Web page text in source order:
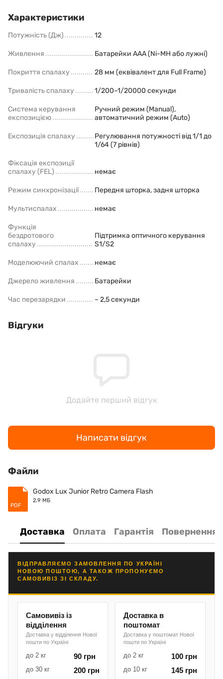
Характеристики
Потужність (Дж) 12
Живлення Батарейки AAA (Ni-MH або лужні)
Покриття спалаху 28 мм (еквівалент для Full Frame)
Тривалість спалаху 1/200–1/20000 секунди
Система керування
експозицією
Ручний режим (Manual),
автоматичний режим (Auto)
Експозиція спалаху
Регулювання потужності від 1/1 до
1/64 (7 рівнів)
Фіксація експозиції
спалаху (FEL)
немає
Режим синхронізації Передня шторка, задня шторка
Мультиспалах немає
Функція
бездротового
спалаху
Підтримка оптичного керування
S1/S2
Моделюючий спалах немає
Джерело живлення Батарейки
Час перезарядки ~ 2,5 секунди
Відгуки
Додайте перший відгук
Написати відгук
Файли
PDF
Godox Lux Junior Retro Camera Flash
2.9 МБ
Доставка Оплата Гарантія Повернення
ВІДПРАВЛЯЄМО ЗАМОВЛЕННЯ ПО УКРАЇНІ
НОВОЮ ПОШТОЮ, А ТАКОЖ ПРОПОНУЄМО
САМОВИВІЗ ЗІ СКЛАДУ.
Самовивіз із
відділення
Доставка у відділення Нової
пошти по Україні
до 2 кг 90 грн
до 30 кг 200 грн
Доставка в
поштомат
Доставка у поштомат Нової
пошти по Україні
до 2 кг 100 грн
до 10 кг 145 грн